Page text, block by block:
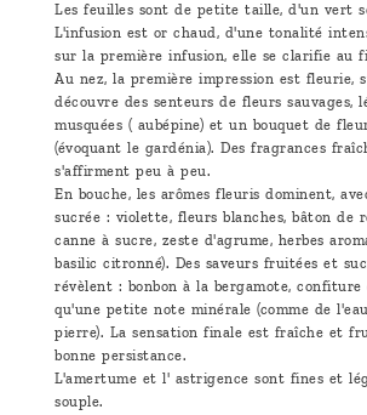
Les feuilles sont de petite taille, d'un vert
L'infusion est or chaud, d'une tonalité
sur la première infusion, elle se clarifie au
Au nez, la première impression est fleurie,
découvre des senteurs de fleurs sauvages,
musquées ( aubépine) et un bouquet de
(évoquant le gardénia). Des fragrances
s'affirment peu à peu.
En bouche, les arômes fleuris dominent,
sucrée : violette, fleurs blanches, bâton de
canne à sucre, zeste d'agrume, herbes
basilic citronné). Des saveurs fruitées et
révèlent : bonbon à la bergamote, confiture
qu'une petite note minérale (comme de
pierre). La sensation finale est fraîche et
bonne persistance.
L'amertume et l' astrigence sont fines et
souple.